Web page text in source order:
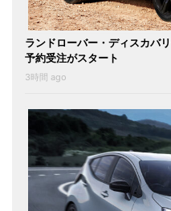
ランドローバー・ディスカバ
予約受注がスタート
3時間 ago